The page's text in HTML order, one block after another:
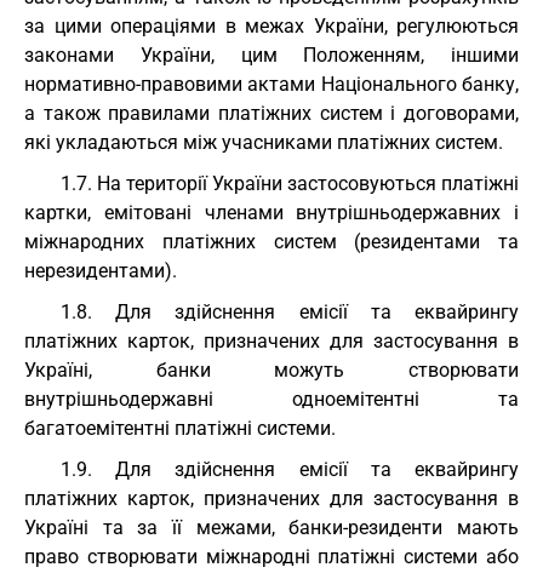
за цими операціями в межах України, регулюються
законами України, цим Положенням, іншими
нормативно-правовими актами Національного банку,
а також правилами платіжних систем і договорами,
які укладаються між учасниками платіжних систем.
1.7. На території України застосовуються платіжні
картки, емітовані членами внутрішньодержавних і
міжнародних платіжних систем (резидентами та
нерезидентами).
1.8. Для здійснення емісії та еквайрингу
платіжних карток, призначених для застосування в
Україні, банки можуть створювати
внутрішньодержавні одноемітентні та
багатоемітентні платіжні системи.
1.9. Для здійснення емісії та еквайрингу
платіжних карток, призначених для застосування в
Україні та за її межами, банки-резиденти мають
право створювати міжнародні платіжні системи або